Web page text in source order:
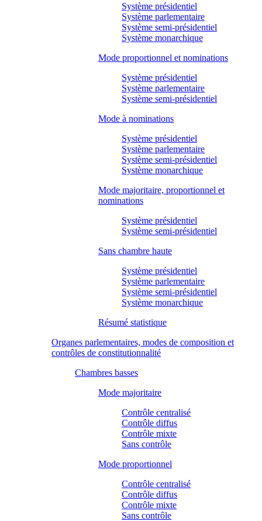
Système présidentiel
Système parlementaire
Système semi-présidentiel
Système monarchique
Mode proportionnel et nominations
Système présidentiel
Système parlementaire
Système semi-présidentiel
Mode à nominations
Système présidentiel
Système parlementaire
Système semi-présidentiel
Système monarchique
Mode majoritaire, proportionnel et
nominations
Système présidentiel
Système semi-présidentiel
Sans chambre haute
Système présidentiel
Système parlementaire
Système semi-présidentiel
Système monarchique
Résumé statistique
Organes parlementaires, modes de composition et
contrôles de constitutionnalité
Chambres basses
Mode majoritaire
Contrôle centralisé
Contrôle diffus
Contrôle mixte
Sans contrôle
Mode proportionnel
Contrôle centralisé
Contrôle diffus
Contrôle mixte
Sans contrôle